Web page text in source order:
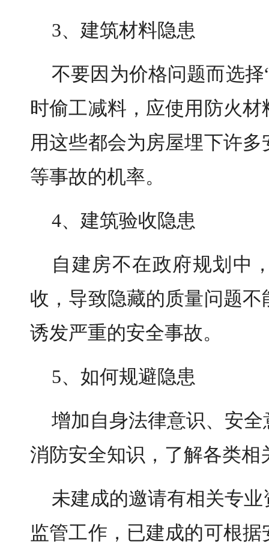
3、建筑材料隐患
不要因为价格问题而选
时偷工减料，应使用防火
用这些都会为房屋埋下许
等事故的机率。
4、建筑验收隐患
自建房不在政府规划中
收，导致隐藏的质量问题
诱发严重的安全事故。
5、如何规避隐患
增加自身法律意识、安
消防安全知识，了解各类相
未建成的邀请有相关专
监管工作，已建成的可根